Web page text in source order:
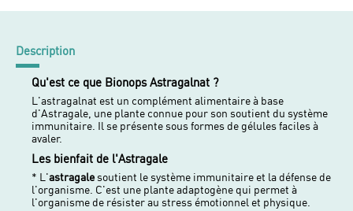
Description
Qu'est ce que Bionops Astragalnat ?
L'astragalnat est un complément alimentaire à base
d'Astragale, une plante connue pour son soutient du système
immunitaire. Il se présente sous formes de gélules faciles à
avaler.
Les bienfait de l'Astragale
* L'astragalesoutient le système immunitaire et la défense de
l'organisme. C'est une plante adaptogène qui permet à
l'organisme de résister au stress émotionnel et physique.